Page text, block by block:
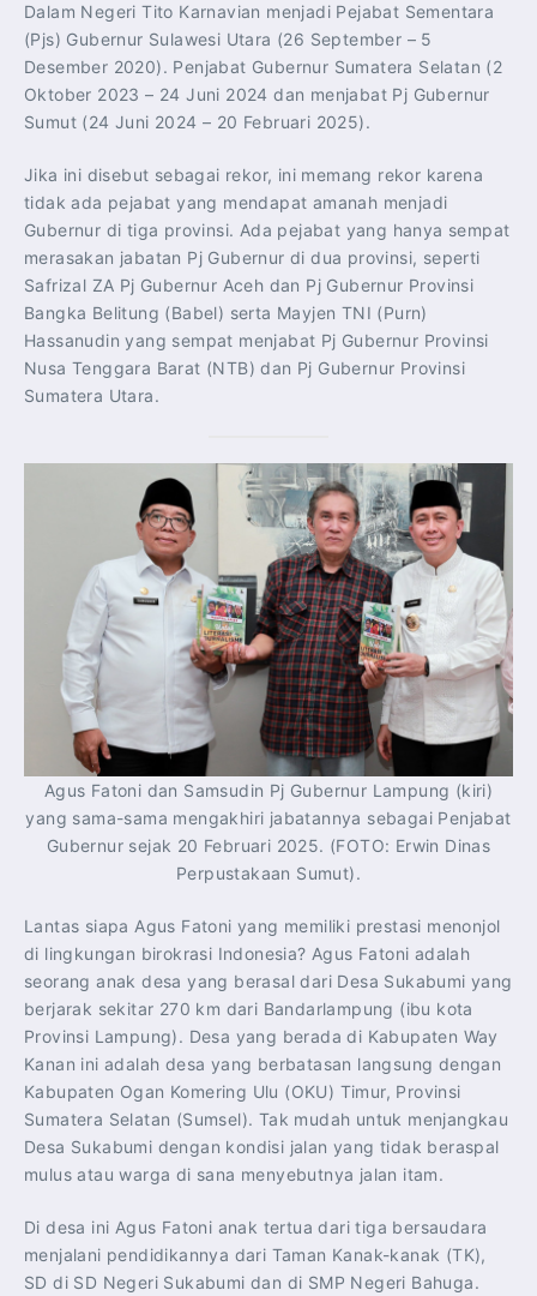
Dalam Negeri Tito Karnavian menjadi Pejabat Sementara
(Pjs) Gubernur Sulawesi Utara (26 September – 5
Desember 2020). Penjabat Gubernur Sumatera Selatan (2
Oktober 2023 – 24 Juni 2024 dan menjabat Pj Gubernur
Sumut (24 Juni 2024 – 20 Februari 2025).
Jika ini disebut sebagai rekor, ini memang rekor karena
tidak ada pejabat yang mendapat amanah menjadi
Gubernur di tiga provinsi. Ada pejabat yang hanya sempat
merasakan jabatan Pj Gubernur di dua provinsi, seperti
Safrizal ZA Pj Gubernur Aceh dan Pj Gubernur Provinsi
Bangka Belitung (Babel) serta Mayjen TNI (Purn)
Hassanudin yang sempat menjabat Pj Gubernur Provinsi
Nusa Tenggara Barat (NTB) dan Pj Gubernur Provinsi
Sumatera Utara.
Agus Fatoni dan Samsudin Pj Gubernur Lampung (kiri)
yang sama-sama mengakhiri jabatannya sebagai Penjabat
Gubernur sejak 20 Februari 2025. (FOTO: Erwin Dinas
Perpustakaan Sumut).
Lantas siapa Agus Fatoni yang memiliki prestasi menonjol
di lingkungan birokrasi Indonesia? Agus Fatoni adalah
seorang anak desa yang berasal dari Desa Sukabumi yang
berjarak sekitar 270 km dari Bandarlampung (ibu kota
Provinsi Lampung). Desa yang berada di Kabupaten Way
Kanan ini adalah desa yang berbatasan langsung dengan
Kabupaten Ogan Komering Ulu (OKU) Timur, Provinsi
Sumatera Selatan (Sumsel). Tak mudah untuk menjangkau
Desa Sukabumi dengan kondisi jalan yang tidak beraspal
mulus atau warga di sana menyebutnya jalan itam.
Di desa ini Agus Fatoni anak tertua dari tiga bersaudara
menjalani pendidikannya dari Taman Kanak-kanak (TK),
SD di SD Negeri Sukabumi dan di SMP Negeri Bahuga.